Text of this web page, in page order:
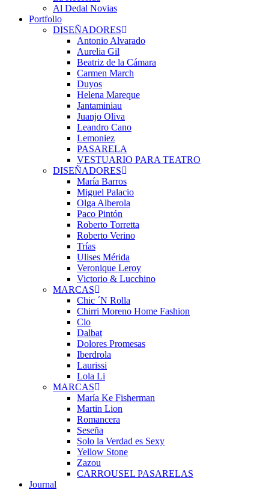
Al Dedal Novias
Portfolio
DISEÑADORES
Antonio Alvarado
Aurelia Gil
Beatriz de la Cámara
Carmen March
Duyos
Helena Mareque
Jantaminiau
Juanjo Oliva
Leandro Cano
Lemoniez
PASARELA
VESTUARIO PARA TEATRO
DISEÑADORES
María Barros
Miguel Palacio
Olga Alberola
Paco Pintón
Roberto Torretta
Roberto Verino
Trías
Ulises Mérida
Veronique Leroy
Victorio & Lucchino
MARCAS
Chic ´N Rolla
Chirri Moreno Home Fashion
Clo
Dalbat
Dolores Promesas
Iberdrola
Laurissi
Lola Li
MARCAS
María Ke Fisherman
Martin Lion
Romancera
Seseña
Solo la Verdad es Sexy
Yellow Stone
Zazou
CARROUSEL PASARELAS
Journal